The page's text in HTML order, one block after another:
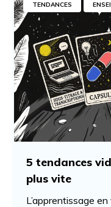
TENDANCES
5 tendances
plus vite
L’apprentissage